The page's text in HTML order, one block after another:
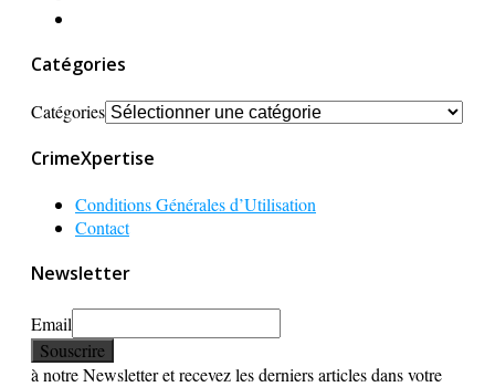
Catégories
Catégories
CrimeXpertise
Conditions Générales d’Utilisation
Contact
Newsletter
Email
à notre Newsletter et recevez les derniers articles dans votre